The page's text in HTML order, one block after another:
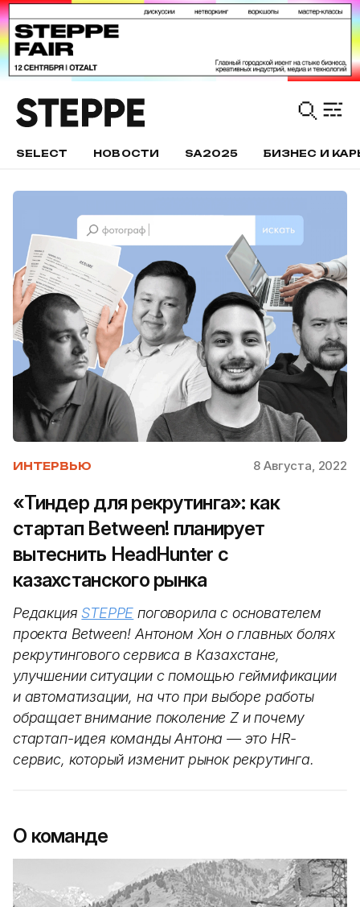
SELECT НОВОСТИ SA2025 БИЗНЕС И
ИНТЕРВЬЮ 8 Августа, 2022
«Тиндер для рекрутинга»: как
стартап Between! планирует
вытеснить HeadHunter с
казахстанского рынка
Редакция STEPPE поговорила с основателем
проекта Between! Антоном Хон о главных болях
рекрутингового сервиса в Казахстане,
улучшении ситуации с помощью геймификации
и автоматизации, на что при выборе работы
обращает внимание поколение Z и почему
стартап-идея команды Антона — это HR-
сервис, который изменит рынок рекрутинга.
О команде